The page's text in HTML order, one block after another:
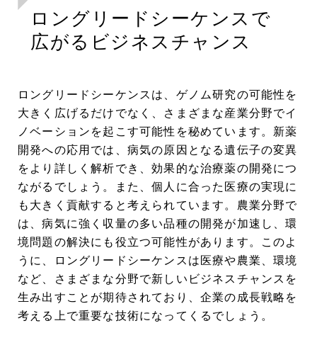
ロングリードシーケンスで
広がるビジネスチャンス
ロングリードシーケンスは、ゲノム研究の可能性を
大きく広げるだけでなく、さまざまな産業分野でイ
ノベーションを起こす可能性を秘めています。新薬
開発への応用では、病気の原因となる遺伝子の変異
をより詳しく解析でき、効果的な治療薬の開発につ
ながるでしょう。また、個人に合った医療の実現に
も大きく貢献すると考えられています。農業分野で
は、病気に強く収量の多い品種の開発が加速し、環
境問題の解決にも役立つ可能性があります。このよ
うに、ロングリードシーケンスは医療や農業、環境
など、さまざまな分野で新しいビジネスチャンスを
生み出すことが期待されており、企業の成長戦略を
考える上で重要な技術になってくるでしょう。